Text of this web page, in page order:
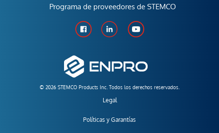
© 2026 STEMCO Products Inc. Todos los derechos reservados.
Legal
Políticas y Garantías
Programa de proveedores de STEMCO